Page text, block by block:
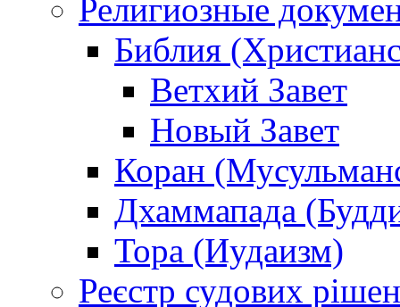
Религиозные
Библия
Ветхий Завет
Новый Завет
Коран
Дхаммапада
Тора (Иудаизм)
Реєстр судових